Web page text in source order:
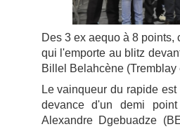
Des 3 ex aequo à 8
qui l'emporte au blitz
Billel Belahcène (Tremblay
Le vainqueur du rapide
devance d'un demi
Alexandre Dgebuadze